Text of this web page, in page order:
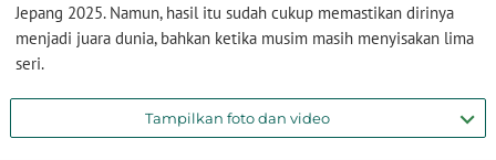
Jepang 2025. Namun, hasil itu sudah cukup memastikan dirinya
menjadi juara dunia, bahkan ketika musim masih menyisakan lima
seri.
Tampilkan foto dan video